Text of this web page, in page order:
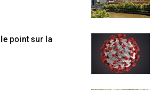
point sur la